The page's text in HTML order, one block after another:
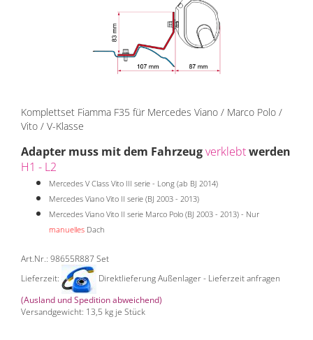
Komplettset Fiamma F35 für Mercedes Viano / Marco Polo /
Vito / V-Klasse
Adapter muss mit dem Fahrzeugverklebtwerden
H1 - L2
Mercedes V Class Vito III serie - Long (ab BJ 2014)
Mercedes Viano Vito II serie (BJ 2003 - 2013)
Mercedes Viano Vito II serie Marco Polo (BJ 2003 - 2013) - Nur
manuelles Dach
Art.Nr.: 98655R887 Set
Lieferzeit:
Direktlieferung Außenlager - Lieferzeit anfragen
(Ausland und Spedition abweichend)
Versandgewicht: 13,5 kg je Stück